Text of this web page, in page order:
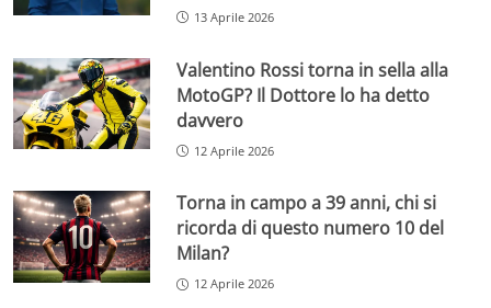
13 Aprile 2026
Valentino Rossi torna in sella alla
MotoGP? Il Dottore lo ha detto
davvero
12 Aprile 2026
Torna in campo a 39 anni, chi si
ricorda di questo numero 10 del
Milan?
12 Aprile 2026